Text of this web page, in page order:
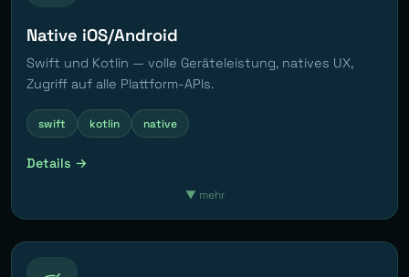
Native iOS/Android
Swift und Kotlin — volle Geräteleistung, natives UX,
Zugriff auf alle Plattform-APIs.
swift kotlin native
Details →
▼ mehr